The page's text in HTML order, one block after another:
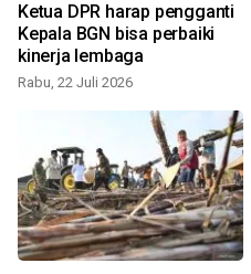
Ketua DPR harap pengganti
Kepala BGN bisa perbaiki
kinerja lembaga
Rabu, 22 Juli 2026